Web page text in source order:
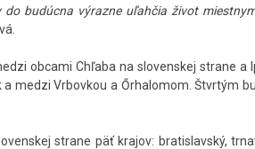
budúcna výrazne uľahčia život
obcami Chľaba na slovenskej strane a
medzi Vrbovkou a Őrhalomom. Štvrtým
strane päť krajov: bratislavský,